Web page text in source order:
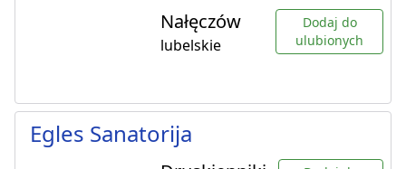
Nałęczów
lubelskie
Dodaj do
ulubionych
Egles Sanatorija